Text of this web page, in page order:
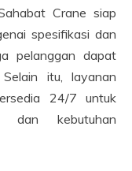
Crane siap
spesifikasi dan
pelanggan dapat
itu, layanan
24/7 untuk
dan kebutuhan